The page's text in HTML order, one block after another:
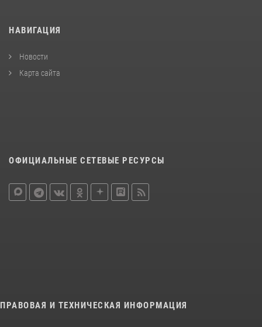
НАВИГАЦИЯ
Новости
Карта сайта
ОФИЦИАЛЬНЫЕ СЕТЕВЫЕ РЕСУРСЫ
ПРАВОВАЯ И ТЕХНИЧЕСКАЯ ИНФОРМАЦИЯ